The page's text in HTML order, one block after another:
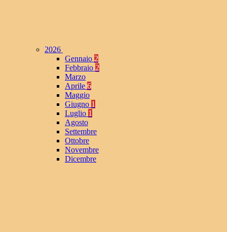
2026
Gennaio 2
Febbraio 2
Marzo
Aprile 6
Maggio
Giugno 1
Luglio 1
Agosto
Settembre
Ottobre
Novembre
Dicembre